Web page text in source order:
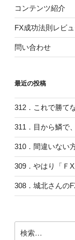
コンテンツ紹介
FX成功法則レビ
問い合わせ
最近の投稿
312．これで勝て
311．目から鱗で
310．間違いない
309．やはり「Ｆ
308．城北さんの